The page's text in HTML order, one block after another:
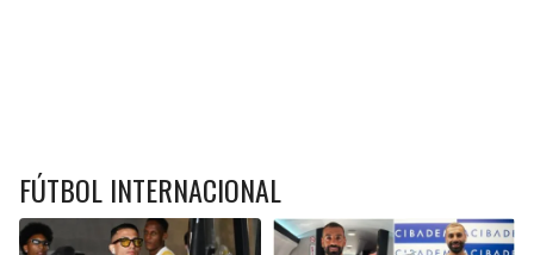
FÚTBOL INTERNACIONAL